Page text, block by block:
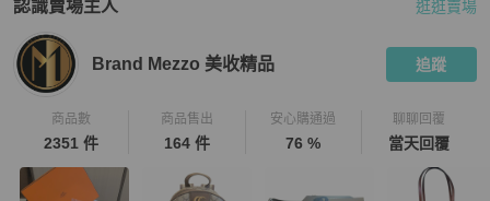
認識賣場主人
PopChill 拍拍圈嚴選賣家 介紹
逛逛賣場
Brand Mezzo 美收精品 追蹤
商品數
2351 件
商品售出
164 件
安心購通過
76 %
聊聊回覆
當天回覆